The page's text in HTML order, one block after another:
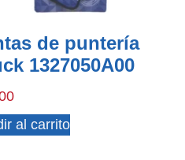
de puntería
1327050A00
al carrito